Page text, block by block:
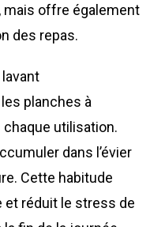
offre également
des repas.
planches à
utilisation.
dans l’évier
Cette habitude
et réduit le stress de